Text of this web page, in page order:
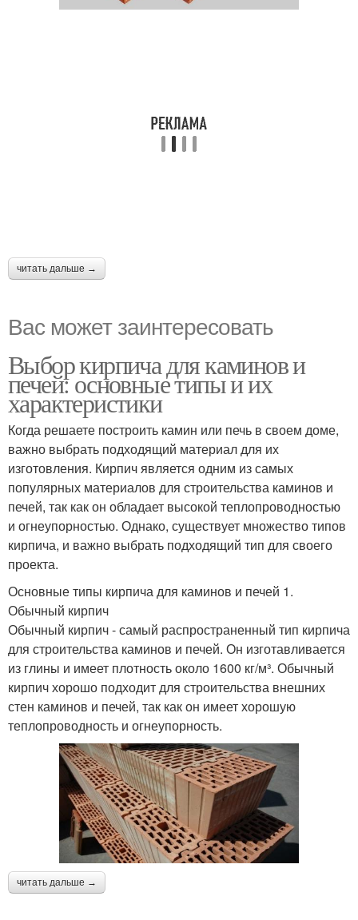
читать дальше →
Вас может заинтересовать
Выбор кирпича для каминов и
печей: основные типы и их
характеристики
Когда решаете построить камин или печь в своем доме,
важно выбрать подходящий материал для их
изготовления. Кирпич является одним из самых
популярных материалов для строительства каминов и
печей, так как он обладает высокой теплопроводностью
и огнеупорностью. Однако, существует множество типов
кирпича, и важно выбрать подходящий тип для своего
проекта.
Основные типы кирпича для каминов и печей 1.
Обычный кирпич
Обычный кирпич - самый распространенный тип кирпича
для строительства каминов и печей. Он изготавливается
из глины и имеет плотность около 1600 кг/м³. Обычный
кирпич хорошо подходит для строительства внешних
стен каминов и печей, так как он имеет хорошую
теплопроводность и огнеупорность.
читать дальше →